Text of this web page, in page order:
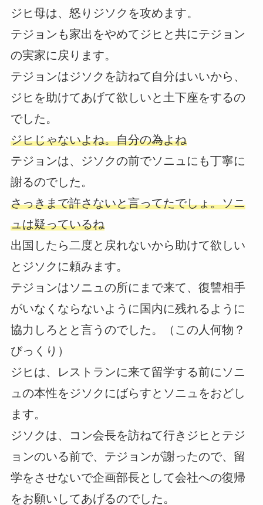
ジヒ母は、怒りジソクを攻めます。
テジョンも家出をやめてジヒと共にテジョン
の実家に戻ります。
テジョンはジソクを訪ねて自分はいいから、
ジヒを助けてあげて欲しいと土下座をするの
でした。
ジヒじゃないよね。自分の為よね
テジョンは、ジソクの前でソニュにも丁寧に
謝るのでした。
さっきまで許さないと言ってたでしょ。ソニ
ュは疑っているね
出国したら二度と戻れないから助けて欲しい
とジソクに頼みます。
テジョンはソニュの所にまで来て、復讐相手
がいなくならないように国内に残れるように
協力しろとと言うのでした。（この人何物？
びっくり）
ジヒは、レストランに来て留学する前にソニ
ュの本性をジソクにばらすとソニュをおどし
ます。
ジソクは、コン会長を訪ねて行きジヒとテジ
ョンのいる前で、テジョンが謝ったので、留
学をさせないで企画部長として会社への復帰
をお願いしてあげるのでした。